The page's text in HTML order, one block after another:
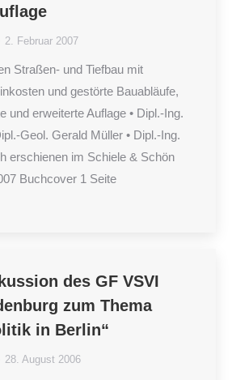
2. Februar 2007
Straßen- und Tiefbau mit
und gestörte Bauabläufe,
und erweiterte Auflage • Dipl.-Ing.
Geol. Gerald Müller • Dipl.-Ing.
erschienen im Schiele & Schön
Buchcover 1 Seite
des GF VSVI
zum Thema
in Berlin“
28. August 2006